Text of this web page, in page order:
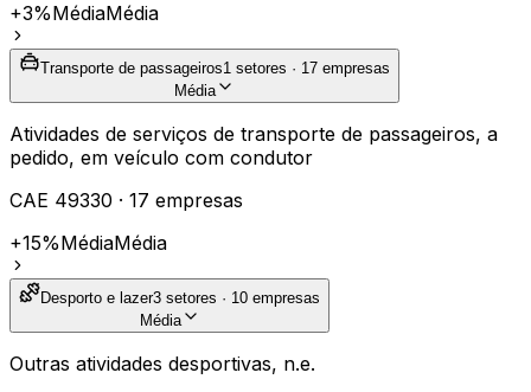
+3%MédiaMédia
Transporte de passageiros1 setores · 17 empresas
Média
Atividades de serviços de transporte de passageiros, a
pedido, em veículo com condutor
CAE 49330 · 17 empresas
+15%MédiaMédia
Desporto e lazer3 setores · 10 empresas
Média
Outras atividades desportivas, n.e.